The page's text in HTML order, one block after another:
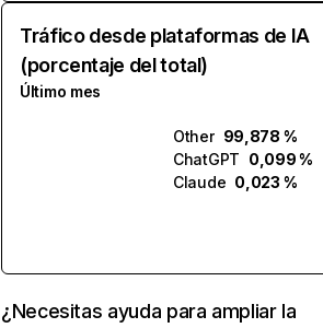
Tráfico desde plataformas de IA
(porcentaje del total)
Último mes
Other 99,878 %
ChatGPT 0,099 %
Claude 0,023 %
¿Necesitas ayuda para ampliar la